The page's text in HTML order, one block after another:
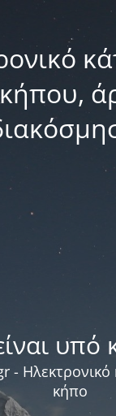
υπό
- Ηλεκτρονικό
κήπο